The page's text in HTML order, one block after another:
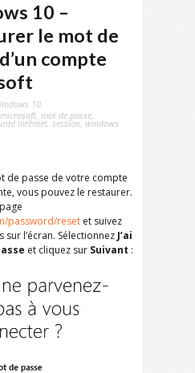
10 –
le mot de
compte
10
, mot de passe,
internet, session, windows
de passe de votre compte
vous pouvez le restaurer.
password/reset et suivez
l’écran. Sélectionnez J’ai
et cliquez sur Suivant :